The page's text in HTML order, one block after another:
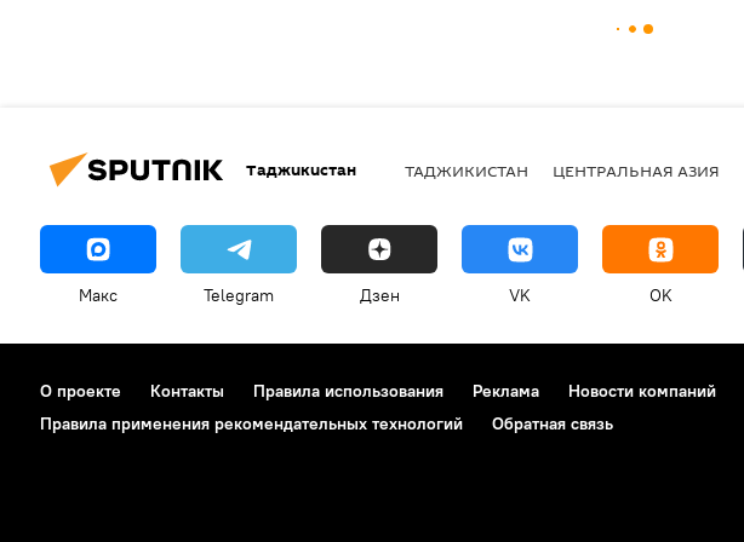
Таджикистан ТАДЖИКИСТАН ЦЕНТРАЛЬНАЯ АЗИЯ
Макс Telegram Дзен VK OK
О проекте Контакты Правила использования Реклама Новости компаний
Правила применения рекомендательных технологий
Обратная связь